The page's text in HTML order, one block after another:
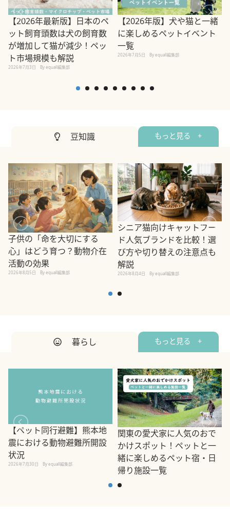
【2026年最新版】日本のペ
ット飼育頭数は犬の飼育数
が増加して猫が減少！ペッ
ト市場規模も解説
2026年7月3日 By equall編集部
【2026年版】犬や猫と一緒
に楽しめるペットイベント
一覧
2026年7月5日 By equall編集部
豆知識 もっと見る +
子供の「命を大切にする
心」はどう育つ？動物介在
活動の効果
2026年8月5日 By equall編集部
シニア猫向けキャットフー
ド人気ブランドを比較！選
び方や切り替えの注意点も
解説
2026年8月4日 By equall編集部
暮らし もっと見る +
【ペット同行避難】熊本地
震における動物避難所開設
状況
2026年7月30日 By equall編集部
関東の愛犬家に人気のおで
かけスポット！ペットと一
緒に楽しめるペット宿・日
帰り施設一覧